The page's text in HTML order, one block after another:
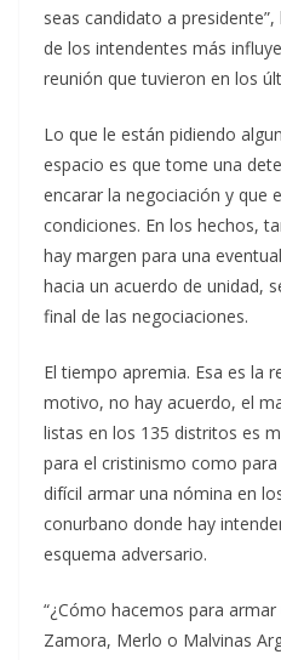
seas candidato a
de los intendentes más
reunión que tuvieron en los
Lo que le están pidiendo
espacio es que tome una
encarar la negociación y que
condiciones. En los hechos,
hay margen para una
hacia un acuerdo de unidad,
final de las negociaciones.
El tiempo apremia. Esa es la
motivo, no hay acuerdo, el
listas en los 135 distritos es
para el cristinismo como
difícil armar una nómina en
conurbano donde hay
esquema adversario.
“¿Cómo hacemos para
Zamora, Merlo o Malvinas